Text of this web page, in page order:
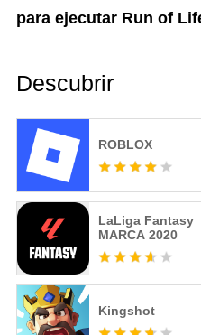
para ejecutar Run of
Descubrir
ROBLOX
LaLiga Fantasy
MARCA️ 2020
Kingshot